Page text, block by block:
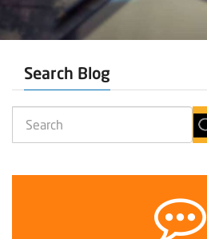
Search Blog